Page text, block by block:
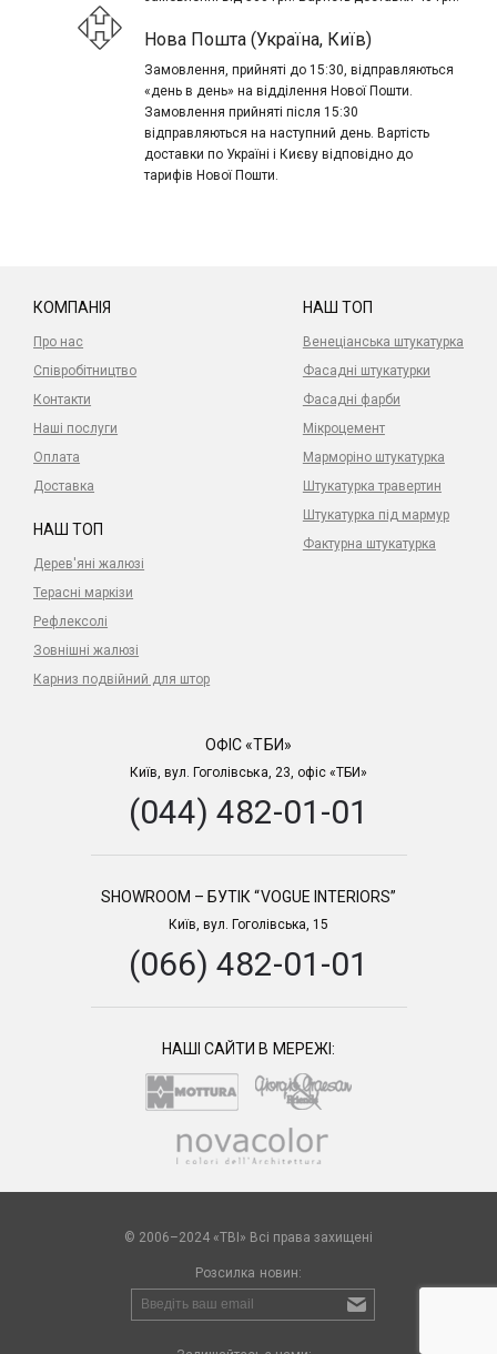
Нова Пошта (Україна, Київ)
Замовлення, прийняті до 15:30, відправляються
«день в день» на відділення Нової Пошти.
Замовлення прийняті після 15:30
відправляються на наступний день. Вартість
доставки по Україні і Києву відповідно до
тарифів Нової Пошти.
КОМПАНІЯ
Про нас
Співробітництво
Контакти
Наші послуги
Оплата
Доставка
НАШ ТОП
Венеціанська штукатурка
Фасадні штукатурки
Фасадні фарби
Мікроцемент
Марморіно штукатурка
Штукатурка травертин
Штукатурка під мармур
Фактурна штукатурка
НАШ ТОП
Дерев'яні жалюзі
Терасні маркізи
Рефлексолі
Зовнішні жалюзі
Карниз подвійний для штор
ОФІС «ТБИ»
Київ, вул. Гоголівська, 23, офіс «ТБИ»
(044) 482-01-01
SHOWROOM – БУТІК “VOGUE INTERIORS”
Київ, вул. Гоголівська, 15
(066) 482-01-01
НАШІ САЙТИ В МЕРЕЖІ:
© 2006–2024 «TBI» Всі права захищені
Розсилка новин: